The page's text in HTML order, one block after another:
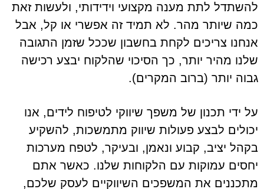
להשתדל לתת מענה מקצועי וידידותי, ולעשות זאת
כמה שיותר מהר. לא תמיד זה אפשרי או קל, אבל
אנחנו צריכים לקחת בחשבון שככל שזמן התגובה
שלנו מהיר יותר, כך הסיכוי שהלקוח יבצע רכישה
גבוה יותר (ברוב המקרים).
על ידי תכנון של משפך שיווקי לטיפוח לידים, אנו
יכולים לבצע פעולות שיווק מתמשכות, להשקיע
בקהל יציב, קבוע ונאמן, ובעיקר, לטפח מערכות
יחסים עמוקות עם הלקוחות שלנו. כאשר אתם
מתכננים את המשפכים השיווקיים לעסק שלכם,